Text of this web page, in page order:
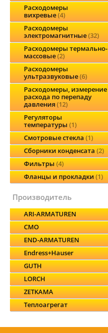
Расходомеры
вихревые 4
Расходомеры
электромагнитные 32
Расходомеры термально-
массовые 2
Расходомеры
ультразвуковые 6
Расходомеры, измерение
расхода по перепаду
давления 12
Регуляторы
температуры 1
Смотровые стекла 1
Сборники конденсата 2
Фильтры 4
Фланцы и прокладки 1
производитель
ARI-ARMATUREN
CMO
END-ARMATUREN
Endress+Hauser
GUTH
LORCH
ZETKAMA
Теплоагрегат